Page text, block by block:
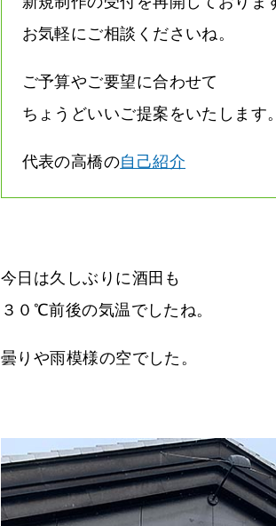
お気軽にご相談くださいね。
ご予算やご要望に合わせて
ちょうどいいご提案をいたします。
代表の高橋の自己紹介
今日は久しぶりに酒田も
３０℃前後の気温でしたね。
曇りや雨模様の空でした。